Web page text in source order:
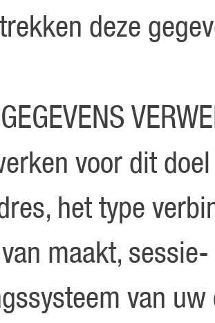
deze
voor dit
het type
maakt,
van